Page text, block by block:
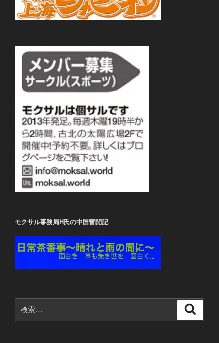
モクサル事務局H氏の中国奮闘記
索: